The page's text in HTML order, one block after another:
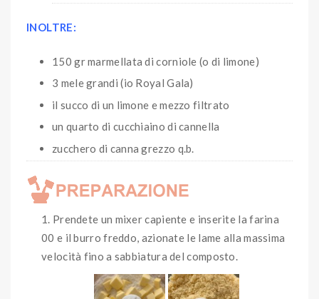
INOLTRE:
150 gr marmellata di corniole (o di limone)
3 mele grandi (io Royal Gala)
il succo di un limone e mezzo filtrato
un quarto di cucchiaino di cannella
zucchero di canna grezzo q.b.
Prendete un mixer capiente e inserite la farina
00 e il burro freddo, azionate le lame alla massima
velocità fino a sabbiatura del composto.